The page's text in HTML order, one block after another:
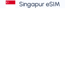
Singapur eSIM